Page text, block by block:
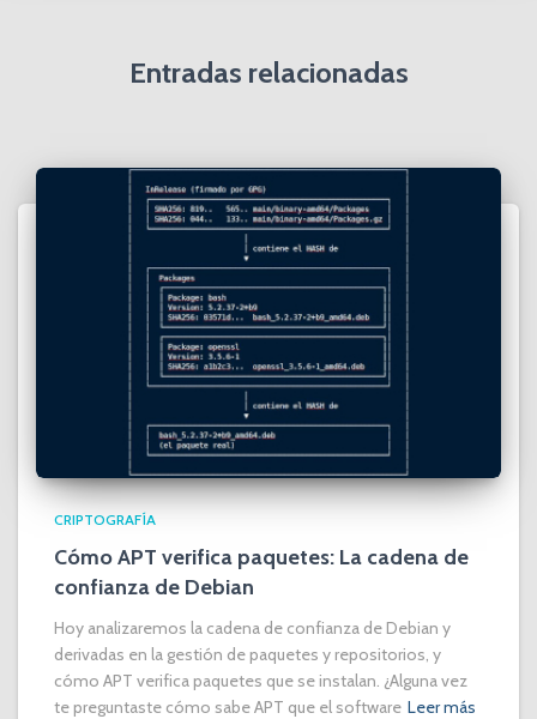
Entradas relacionadas
CRIPTOGRAFÍA
Cómo APT verifica paquetes: La cadena de
confianza de Debian
Hoy analizaremos la cadena de confianza de Debian y
derivadas en la gestión de paquetes y repositorios, y
cómo APT verifica paquetes que se instalan. ¿Alguna vez
te preguntaste cómo sabe APT que el software Leer más